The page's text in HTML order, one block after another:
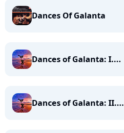
Dances Of Galanta
Dances of Galanta: I....
Dances of Galanta: II....